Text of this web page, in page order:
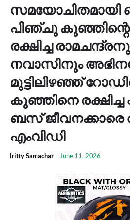
സമയോചിതമായി
പിഞ്ചു കുഞ്ഞിന്റെ
രക്ഷിച്ച
നവാസിനും
മുട്ടിലിഴഞ്ഞ്
കുഞ്ഞിനെ രക്ഷിച്ച
ബസ് ജീവനക്കാരെ
എംവിഡി
Iritty Samachar - June 11, 2026